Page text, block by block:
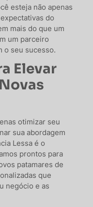
esteja não apenas
do
mais do que um
um parceiro
o seu sucesso.
Elevar
otimizar seu
sua abordagem
Lessa é o
prontos para
patamares de
que
negócio e as